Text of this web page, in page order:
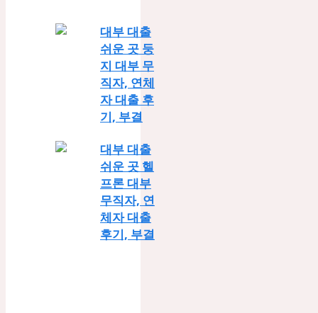
대부 대출
쉬운 곳 둥
지 대부 무
직자, 연체
자 대출 후
기, 부결
대부 대출
쉬운 곳 헬
프론 대부
무직자, 연
체자 대출
후기, 부결